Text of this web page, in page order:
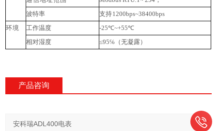
波特率
支持1200bps~38400bps
环境 工作温度 -25℃~+55℃
相对湿度
≤95℅ （无凝露）
产品咨询